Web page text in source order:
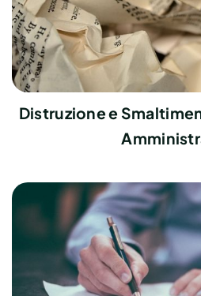
Distruzione e